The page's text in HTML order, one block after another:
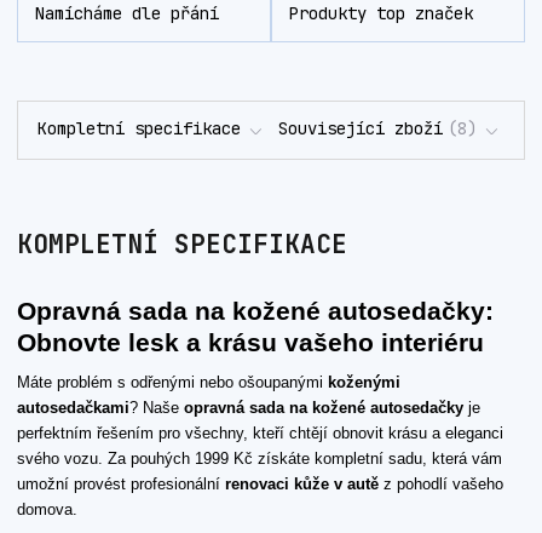
Namícháme dle přání
Produkty top značek
Kompletní specifikace Související zboží 8
KOMPLETNÍ SPECIFIKACE
Opravná sada na kožené autosedačky:
Obnovte lesk a krásu vašeho interiéru
Máte problém s odřenými nebo ošoupanými koženými
autosedačkami? Naše opravná sada na kožené autosedačky je
perfektním řešením pro všechny, kteří chtějí obnovit krásu a eleganci
svého vozu. Za pouhých 1999 Kč získáte kompletní sadu, která vám
umožní provést profesionální renovaci kůže v autě z pohodlí vašeho
domova.